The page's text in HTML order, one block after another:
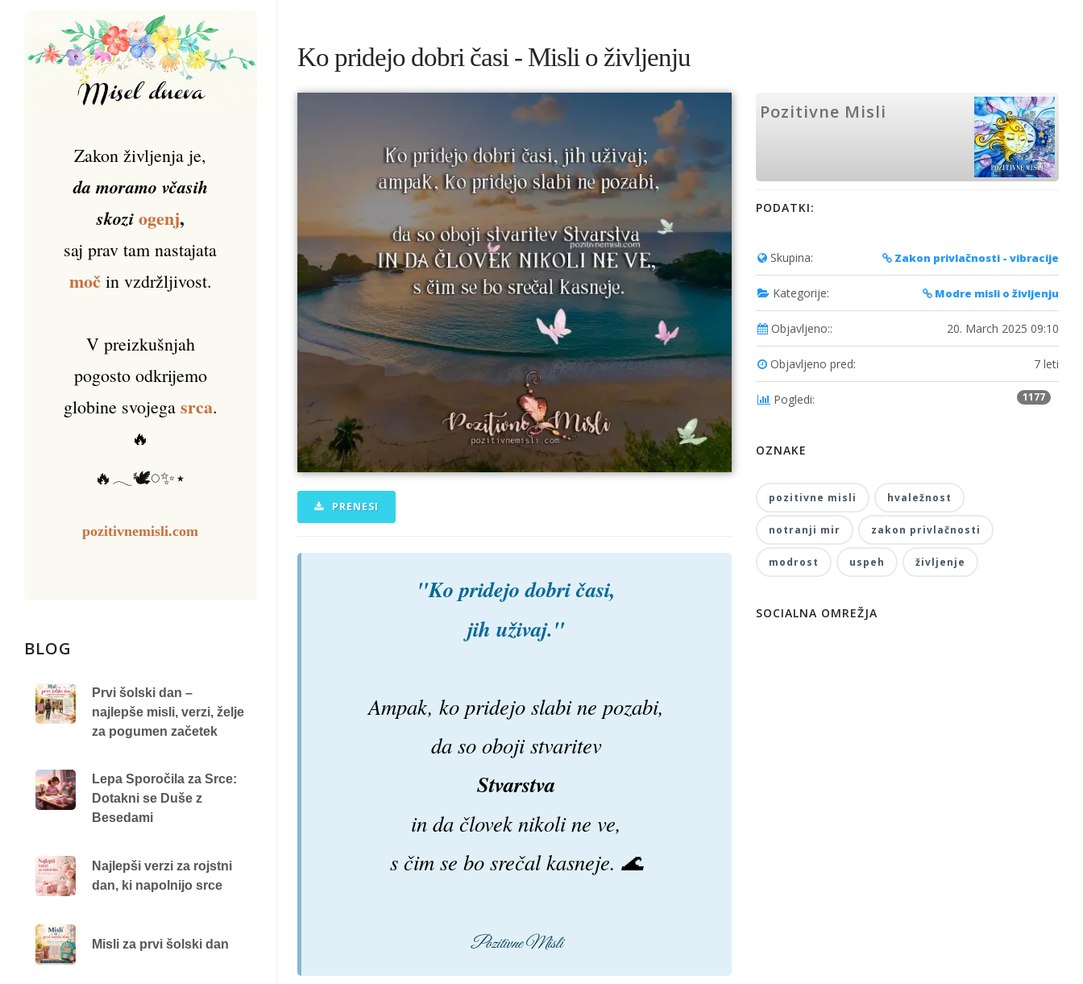
Ko pridejo dobri časi - Misli o življenju
PRENESI
"Ko pridejo dobri časi,
jih uživaj."
Ampak, ko pridejo slabi ne pozabi,
da so oboji stvaritev
Stvarstva
in da človek nikoli ne ve,
s čim se bo srečal kasneje. 🌊
Pozitivne Misli
Pozitivne Misli
PODATKI:
Skupina: Zakon privlačnosti - vibracije
Kategorije: Modre misli o življenju
Objavljeno:: 20. March 2025 09:10
Objavljeno pred: 7 leti
Pogledi: 1177
OZNAKE
pozitivne misli hvaležnost
notranji mir zakon privlačnosti
modrost uspeh življenje
SOCIALNA OMREŽJA
Zakon življenja je,
da moramo včasih
skozi ogenj,
saj prav tam nastajata
močin vzdržljivost.
V preizkušnjah
pogosto odkrijemo
globine svojega srca.
🔥
🔥𓂃🕊️𓏸✨⋆
pozitivnemisli.com
BLOG
Prvi šolski dan –
najlepše misli, verzi, želje
za pogumen začetek
Lepa Sporočila za Srce:
Dotakni se Duše z
Besedami
Najlepši verzi za rojstni
dan, ki napolnijo srce
Misli za prvi šolski dan